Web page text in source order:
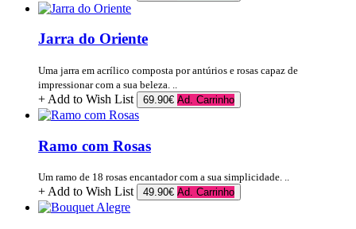
Jarra do Oriente
Uma jarra em acrílico composta por antúrios e rosas capaz de
impressionar com a sua beleza. ..
+ Add to Wish List 69.90€ Ad. Carrinho
Ramo com Rosas
Um ramo de 18 rosas encantador com a sua simplicidade. ..
+ Add to Wish List 49.90€ Ad. Carrinho